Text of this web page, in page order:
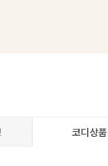
코디상품